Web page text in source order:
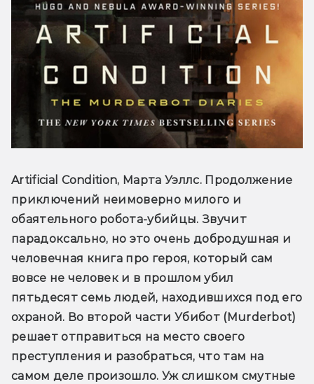
Artificial Condition, Марта Уэллс. Продолжение
приключений неимоверно милого и
обаятельного робота-убийцы. Звучит
парадоксально, но это очень добродушная и
человечная книга про героя, который сам
вовсе не человек и в прошлом убил
пятьдесят семь людей, находившихся под его
охраной. Во второй части Убибот (Murderbot)
решает отправиться на место своего
преступления и разобраться, что там на
самом деле произошло. Уж слишком смутные